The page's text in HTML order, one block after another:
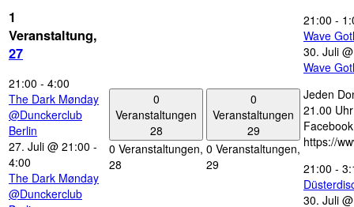
1
Veranstaltung,
27
21:00 - 4:00
The Dark Mønday
@Dunckerclub
Berlin
27. Juli @ 21:00 -
4:00
The Dark Mønday
@Dunckerclub
0
Veranstaltungen
28
0 Veranstaltungen,
28
0
Veranstaltungen
29
0 Veranstaltungen,
29
21:00 -
Wave
30. Juli
Wave
Jeden
21.00
https://
21:00 -
30. Juli